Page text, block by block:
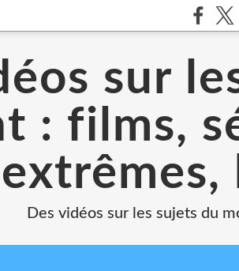
sur
: films,
Des vidéos sur les sujets du